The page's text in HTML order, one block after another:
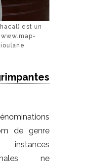
est un
de genre
ne